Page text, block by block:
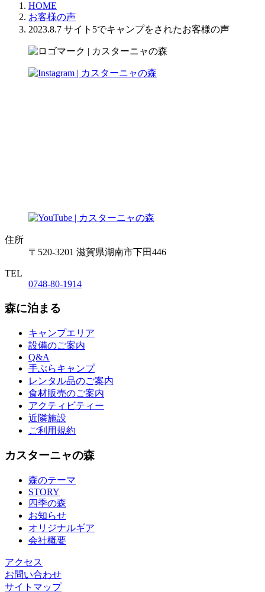
HOME
お客様の声
2023.8.7 サイト5でキャンプをされたお客様の声
住所
〒520-3201 滋賀県湖南市下田446
TEL
0748-80-1914
森に泊まる
キャンプエリア
設備のご案内
Q&A
手ぶらキャンプ
レンタル品のご案内
食材販売のご案内
アクティビティー
近隣施設
ご利用規約
カスターニャの森
森のテーマ
STORY
四季の森
お知らせ
オリジナルギア
会社概要
アクセス
お問い合わせ
サイトマップ